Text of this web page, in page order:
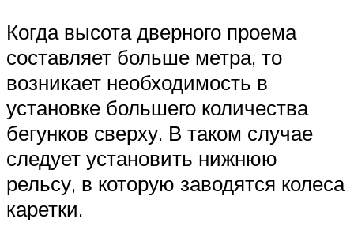
Когда высота дверного проема
составляет больше метра, то
возникает необходимость в
установке большего количества
бегунков сверху. В таком случае
следует установить нижнюю
рельсу, в которую заводятся колеса
каретки.